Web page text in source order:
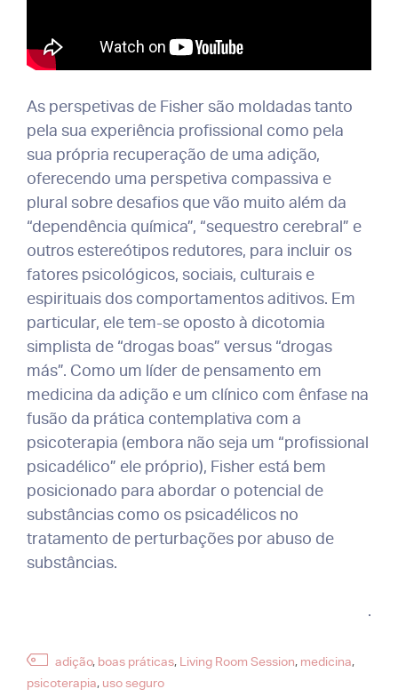
As perspetivas de Fisher são moldadas tanto
pela sua experiência profissional como pela
sua própria recuperação de uma adição,
oferecendo uma perspetiva compassiva e
plural sobre desafios que vão muito além da
“dependência química”, “sequestro cerebral” e
outros estereótipos redutores, para incluir os
fatores psicológicos, sociais, culturais e
espirituais dos comportamentos aditivos. Em
particular, ele tem-se oposto à dicotomia
simplista de “drogas boas” versus “drogas
más”. Como um líder de pensamento em
medicina da adição e um clínico com ênfase na
fusão da prática contemplativa com a
psicoterapia (embora não seja um “profissional
psicadélico” ele próprio), Fisher está bem
posicionado para abordar o potencial de
substâncias como os psicadélicos no
tratamento de perturbações por abuso de
substâncias.
.
Etiquetas
adição, boas práticas, Living Room Session, medicina,
psicoterapia, uso seguro